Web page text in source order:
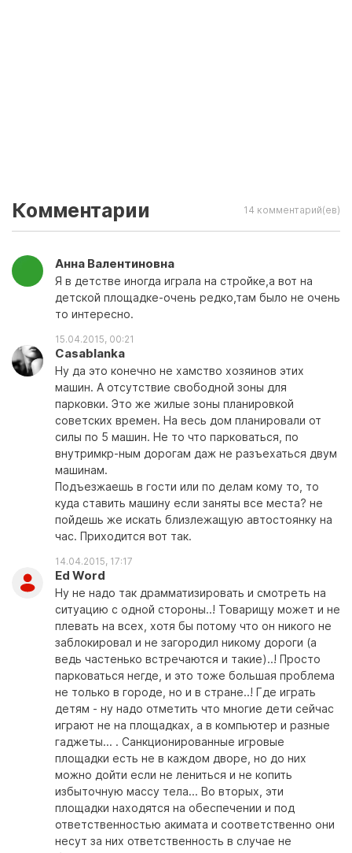
Комментарии 14 комментарий(ев)
Анна Валентиновна
Я в детстве иногда играла на стройке,а вот на
детской площадке-очень редко,там было не очень
то интересно.
15.04.2015, 00:21
Casablanka
Ну да это конечно не хамство хозяинов этих
машин. А отсутствие свободной зоны для
парковки. Это же жилые зоны планировкой
советских времен. На весь дом планировали от
силы по 5 машин. Не то что парковаться, по
внутримкр-ным дорогам даж не разъехаться двум
машинам.
Подъезжаешь в гости или по делам кому то, то
куда ставить машину если заняты все места? не
пойдешь же искать близлежащую автостоянку на
час. Приходится вот так.
14.04.2015, 17:17
Ed Word
Ну не надо так драмматизировать и смотреть на
ситуацию с одной стороны..! Товарищу может и не
плевать на всех, хотя бы потому что он никого не
заблокировал и не загородил никому дороги (а
ведь частенько встречаются и такие)..! Просто
парковаться негде, и это тоже большая проблема
не только в городе, но и в стране..! Где играть
детям - ну надо отметить что многие дети сейчас
играют не на площадках, а в компьютер и разные
гаджеты... . Санкционированные игровые
площадки есть не в каждом дворе, но до них
можно дойти если не лениться и не копить
избыточную массу тела... Во вторых, эти
площадки находятся на обеспечении и под
ответственностью акимата и соответственно они
несут за них ответственность в случае не